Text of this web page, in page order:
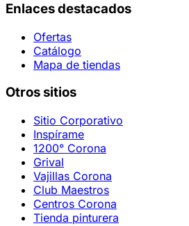
Enlaces destacados
Ofertas
Catálogo
Mapa de tiendas
Otros sitios
Sitio Corporativo
Inspírame
1200° Corona
Grival
Vajillas Corona
Club Maestros
Centros Corona
Tienda pinturera